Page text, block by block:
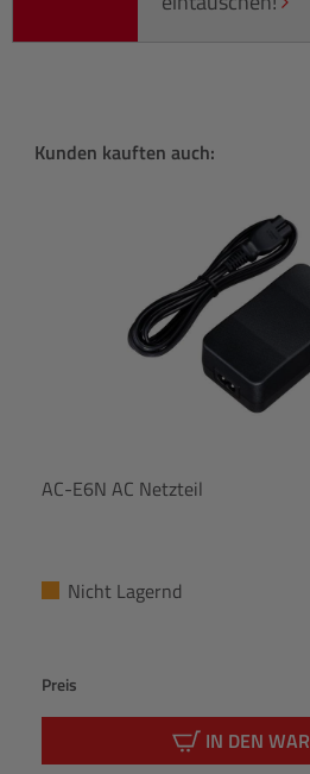
Produktgalerie überspringen
Kunden kauften auch:
AC-E6N AC Netzteil
Nicht Lagernd
Preis
IN DEN